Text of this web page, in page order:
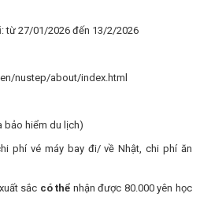
: từ 27/01/2026 đến 13/2/2026
nustep/about/index.html
bảo hiểm du lịch)
phí vé máy bay đi/ về Nhật, chi phí ăn
sắc có thể nhận được 80.000 yên học